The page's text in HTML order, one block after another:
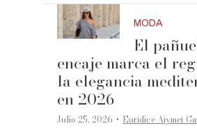
MODA
El
encaje marca el
la elegancia
en 2026
Julio 25, 2026 ·Eurídice Aiymet